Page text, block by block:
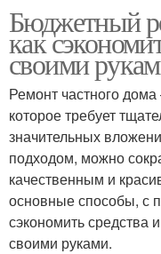
Бюджетный
как
своими
Ремонт частного
которое требует
значительных
подходом, можно
качественным и
основные способы, с
сэкономить средства
своими руками.